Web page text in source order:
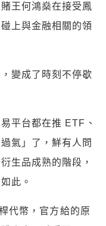
王何鴻燊在接受鳳
上與金融相關的領
變成了時刻不停歇
平台都在推 ETF、
氣」了，鮮有人問
生品成熟的階段，
此。
代幣，官方給的原